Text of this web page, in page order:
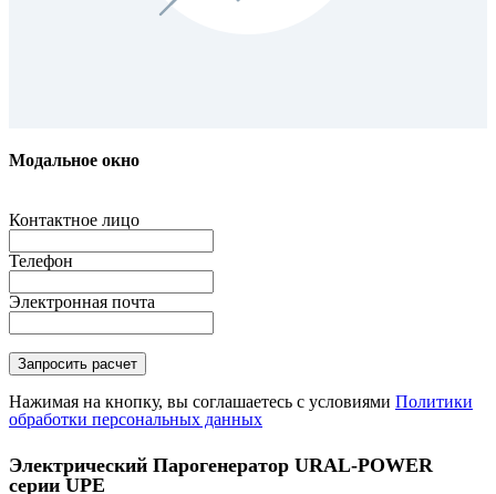
Модальное окно
Контактное лицо
Телефон
Электронная почта
Нажимая на кнопку, вы соглашаетесь с условиями Политики
обработки персональных данных
Электрический Парогенератор URAL-POWER
серии UPE